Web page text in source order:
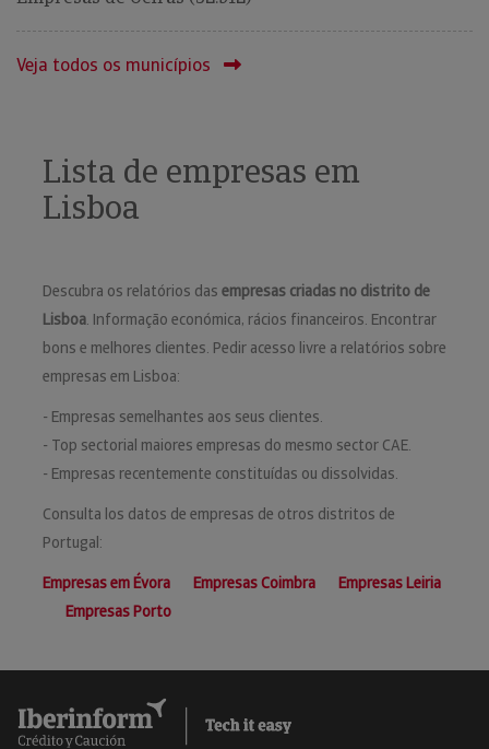
Veja todos os municípios
Lista de empresas em
Lisboa
Descubra os relatórios das empresas criadas no distrito de
Lisboa. Informação económica, rácios financeiros. Encontrar
bons e melhores clientes. Pedir acesso livre a relatórios sobre
empresas em Lisboa:
- Empresas semelhantes aos seus clientes.
- Top sectorial maiores empresas do mesmo sector CAE.
- Empresas recentemente constituídas ou dissolvidas.
Consulta los datos de empresas de otros distritos de
Portugal:
Empresas em Évora Empresas Coimbra
Empresas Leiria
Empresas Porto